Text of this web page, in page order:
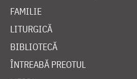
FAMILIE
LITURGICĂ
BIBLIOTECĂ
ÎNTREABĂ PREOTUL